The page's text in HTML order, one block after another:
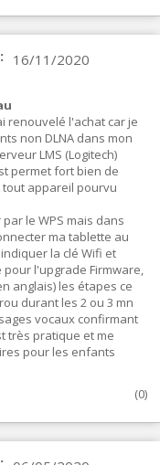
16/11/2020
renouvelé l'achat car je
non DLNA dans mon
LMS (Logitech)
permet fort bien de
appareil pourvu
le WPS mais dans
ma tablette au
la clé Wifi et
l'upgrade Firmware,
anglais) les étapes ce
durant les 2 ou 3 mn
vocaux confirmant
très pratique et me
pour les enfants
(0)